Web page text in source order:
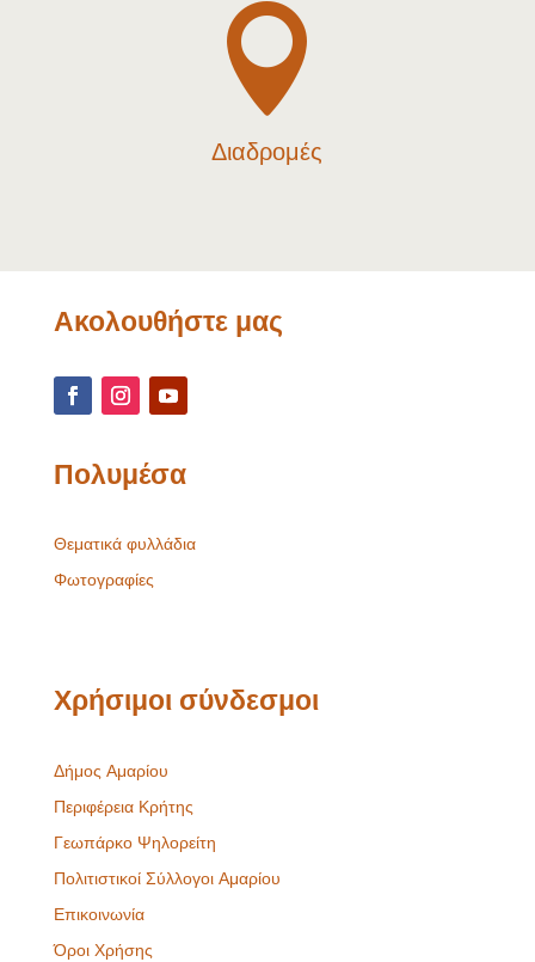

Διαδρομές
Ακολουθήστε μας
Πολυμέσα
Θεματικά φυλλάδια
Φωτογραφίες
Χρήσιμοι σύνδεσμοι
Δήμος Αμαρίου
Περιφέρεια Κρήτης
Γεωπάρκο Ψηλορείτη
Πολιτιστικοί Σύλλογοι Αμαρίου
Επικοινωνία
Όροι Χρήσης